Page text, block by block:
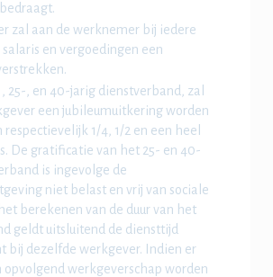
zal aan de werknemer bij iedere
en vergoedingen een
, 25-, en 40-jarig dienstverband, zal
een jubileumuitkering worden
1/4, 1/2 en een heel
De gratificatie van het 25- en 40-
is ingevolge de
niet belast en vrij van sociale
berekenen van de duur van het
geldt uitsluitend de diensttijd
bij dezelfde werkgever. Indien er
opvolgend werkgeverschap worden